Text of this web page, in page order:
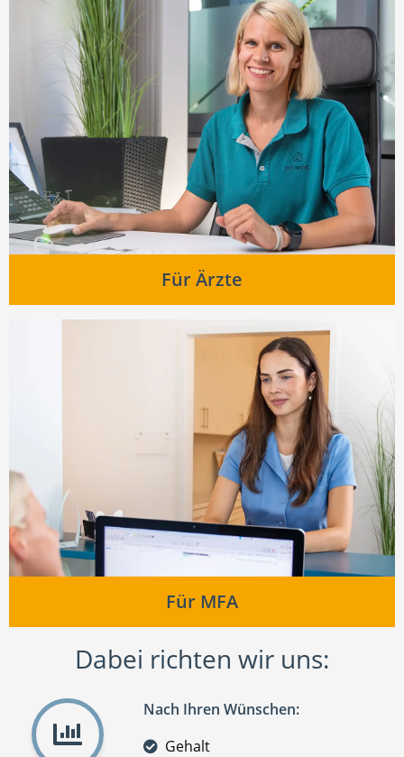
Für Ärzte
Für MFA
Dabei richten wir uns:
Nach Ihren Wünschen:
Gehalt